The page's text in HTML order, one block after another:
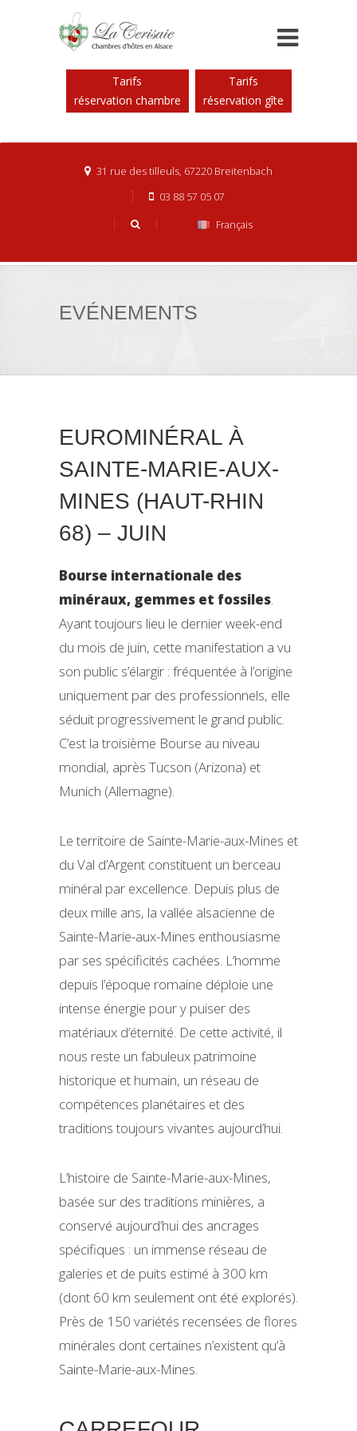
Tarifs
réservation chambre
Tarifs
réservation gîte
31 rue des tilleuls, 67220 Breitenbach
03 88 57 05 07
Français
EVÉNEMENTS
EUROMINÉRAL À
SAINTE-MARIE-AUX-
MINES (HAUT-RHIN
68) – JUIN
Bourse internationale des
minéraux, gemmes et fossiles.
Ayant toujours lieu le dernier week-end
du mois de juin, cette manifestation a vu
son public s’élargir : fréquentée à l’origine
uniquement par des professionnels, elle
séduit progressivement le grand public.
C’est la troisième Bourse au niveau
mondial, après Tucson (Arizona) et
Munich (Allemagne).
Le territoire de Sainte-Marie-aux-Mines et
du Val d’Argent constituent un berceau
minéral par excellence. Depuis plus de
deux mille ans, la vallée alsacienne de
Sainte-Marie-aux-Mines enthousiasme
par ses spécificités cachées. L’homme
depuis l’époque romaine déploie une
intense énergie pour y puiser des
matériaux d’éternité. De cette activité, il
nous reste un fabuleux patrimoine
historique et humain, un réseau de
compétences planétaires et des
traditions toujours vivantes aujourd’hui.
L’histoire de Sainte-Marie-aux-Mines,
basée sur des traditions minières, a
conservé aujourd’hui des ancrages
spécifiques : un immense réseau de
galeries et de puits estimé à 300 km
(dont 60 km seulement ont été explorés).
Près de 150 variétés recensées de flores
minérales dont certaines n’existent qu’à
Sainte-Marie-aux-Mines.